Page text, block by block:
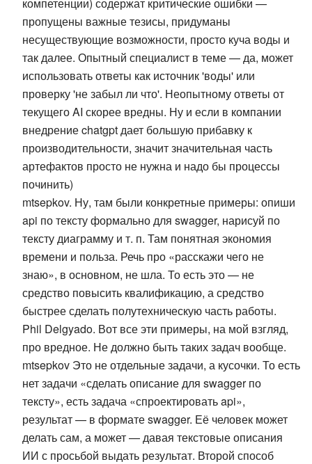
пропущены важные тезисы, придуманы
несуществующие возможности, просто куча воды и
так далее. Опытный специалист в теме — да, может
использовать ответы как источник 'воды' или
проверку 'не забыл ли что'. Неопытному ответы от
текущего AI скорее вредны. Ну и если в компании
внедрение chatgpt дает большую прибавку к
производительности, значит значительная часть
артефактов просто не нужна и надо бы процессы
починить)
mtsepkov. Ну, там были конкретные примеры: опиши
api по тексту формально для swagger, нарисуй по
тексту диаграмму и т. п. Там понятная экономия
времени и польза. Речь про «расскажи чего не
знаю», в основном, не шла. То есть это — не
средство повысить квалификацию, а средство
быстрее сделать полутехническую часть работы.
Phil Delgyado. Вот все эти примеры, на мой взгляд,
про вредное. Не должно быть таких задач вообще.
mtsepkov Это не отдельные задачи, а кусочки. То есть
нет задачи «сделать описание для swagger по
тексту», есть задача «спроектировать api»,
результат — в формате swagger. Её человек может
делать сам, а может — давая текстовые описания
ИИ с просьбой выдать результат. Второй способ